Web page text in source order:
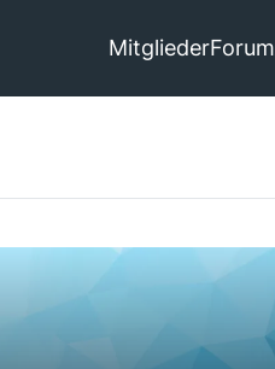
MitgliederForum